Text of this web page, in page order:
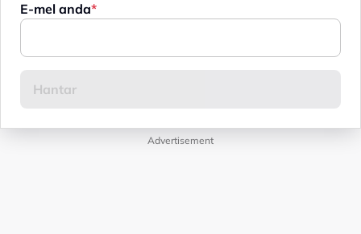
E-mel anda
Advertisement